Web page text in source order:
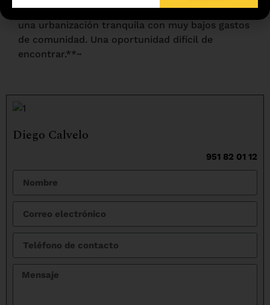
‌añadido ‌de ‌disponer ‌de triple ‌garaje, todo ello en
‌una ‌urbanización tranquila ‌con ‌muy ‌bajos gastos
de ‌comunidad. ‌Una ‌oportunidad ‌difícil ‌de
‌encontrar.**~
Diego Calvelo
951 82 01 12